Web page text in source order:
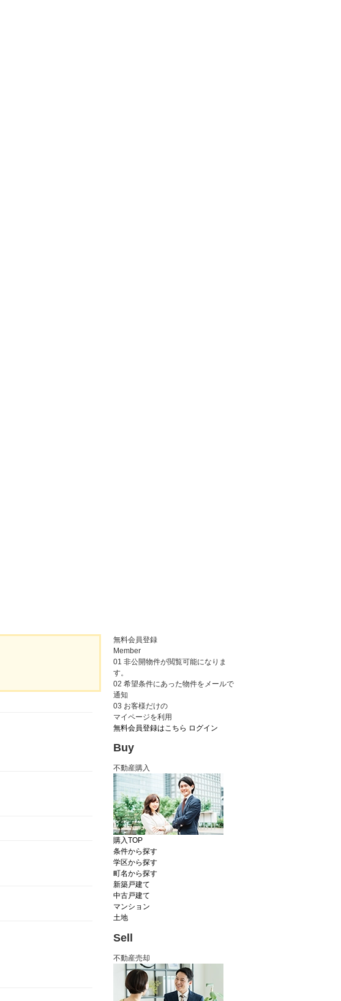
無料会員登録
Member
01 非公開物件が閲覧可能になりま
す。
02 希望条件にあった物件をメールで
通知
03 お客様だけの
マイページを利用
無料会員登録はこちら ログイン
Buy
不動産購入
購入TOP
条件から探す
学区から探す
町名から探す
新築戸建て
中古戸建て
マンション
土地
Sell
不動産売却